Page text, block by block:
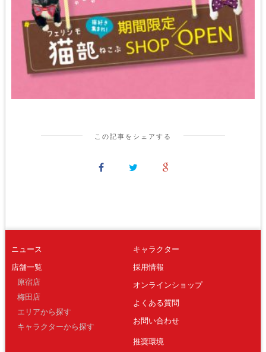
この記事をシェアする
ニュース
店舗一覧
原宿店
梅田店
エリアから探す
キャラクターから探す
キャラクター
採用情報
オンラインショップ
よくある質問
お問い合わせ
推奨環境